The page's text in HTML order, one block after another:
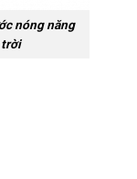
nóng năng
trời